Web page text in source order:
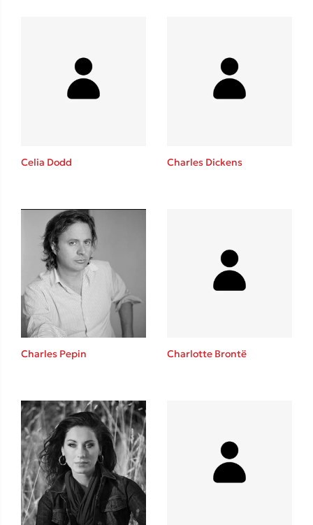
Η μέθοδος Αφήστε τους
Δημοφιλείς Συγγραφείς
Φυστίκι ΠουΚυλάει
Παύλος Καστανάς
El Sombrero
Στέφανος Ξενάκης
Sebastian Fitzek
Freida McFadden
Mimi Matthews
Benzamin Bécue
Rebecca Yarros
Teo Benedetti
Τζένη Κουτσοδημητροπούλου
Emily Henry
Celia Dodd Charles Dickens
Charles Pepin Charlotte Brontë